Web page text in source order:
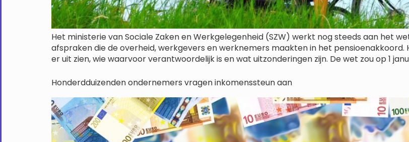
Het ministerie van Sociale Zaken en Werkgelegenheid (SZW) werkt nog steeds aan het
afspraken die de overheid, werkgevers en werknemers maakten in het
er uit zien, wie waarvoor verantwoordelijk is en wat uitzonderingen zijn. De wet zou op 1
Honderdduizenden ondernemers vragen inkomenssteun aan